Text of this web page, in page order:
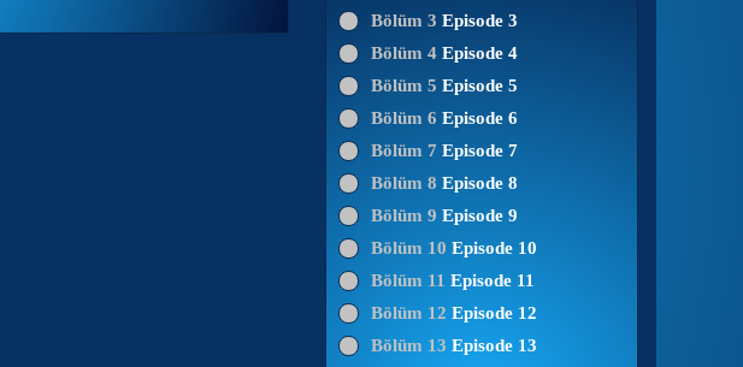
Bölüm 3 Episode 3
Bölüm 4 Episode 4
Bölüm 5 Episode 5
Bölüm 6 Episode 6
Bölüm 7 Episode 7
Bölüm 8 Episode 8
Bölüm 9 Episode 9
Bölüm 10 Episode 10
Bölüm 11 Episode 11
Bölüm 12 Episode 12
Bölüm 13 Episode 13